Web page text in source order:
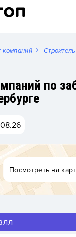
компаний
по
Посмотреть на